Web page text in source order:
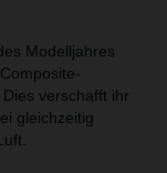
Modelljahres
verschafft ihr
gleichzeitig